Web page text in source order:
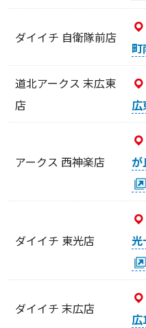
ダイイチ 自衛隊前店
道北アークス 末広東
店
アークス 西神楽店
ダイイチ 東光店
光
ダイイチ 末広店